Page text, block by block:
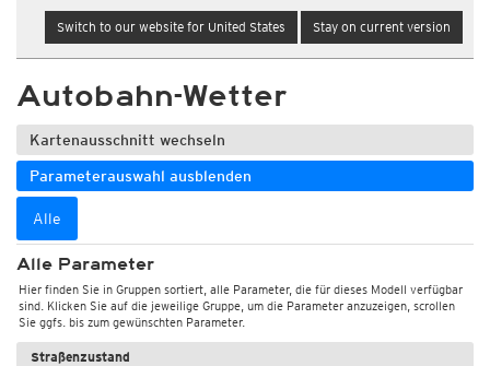
Switch to our website for United States Stay on current version
Autobahn-Wetter
Kartenausschnitt wechseln
Parameterauswahl ausblenden
Alle
Alle Parameter
Hier finden Sie in Gruppen sortiert, alle Parameter, die für dieses Modell verfügbar
sind. Klicken Sie auf die jeweilige Gruppe, um die Parameter anzuzeigen, scrollen
Sie ggfs. bis zum gewünschten Parameter.
Straßenzustand